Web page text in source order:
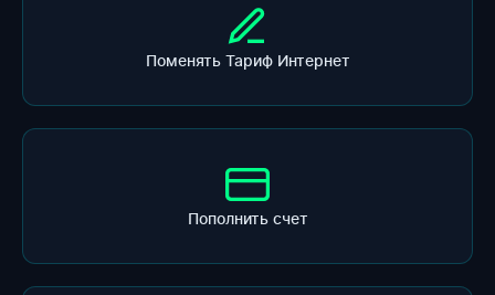
Поменять Тариф Интернет
Пополнить счет